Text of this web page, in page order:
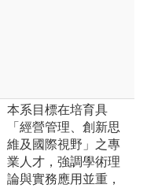
本系目標在培育具
「經營管理、創新思
維及國際視野」之專
業人才，強調學術理
論與實務應用並重，